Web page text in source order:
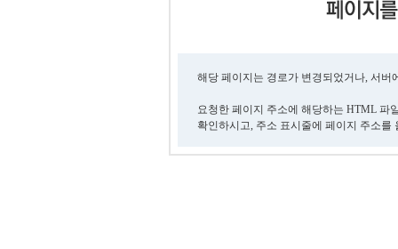
해당 페이지는 경로가 변경되었거나, 서
요청한 페이지 주소에 해당하는 HTML 파
확인하시고, 주소 표시줄에 페이지 주소